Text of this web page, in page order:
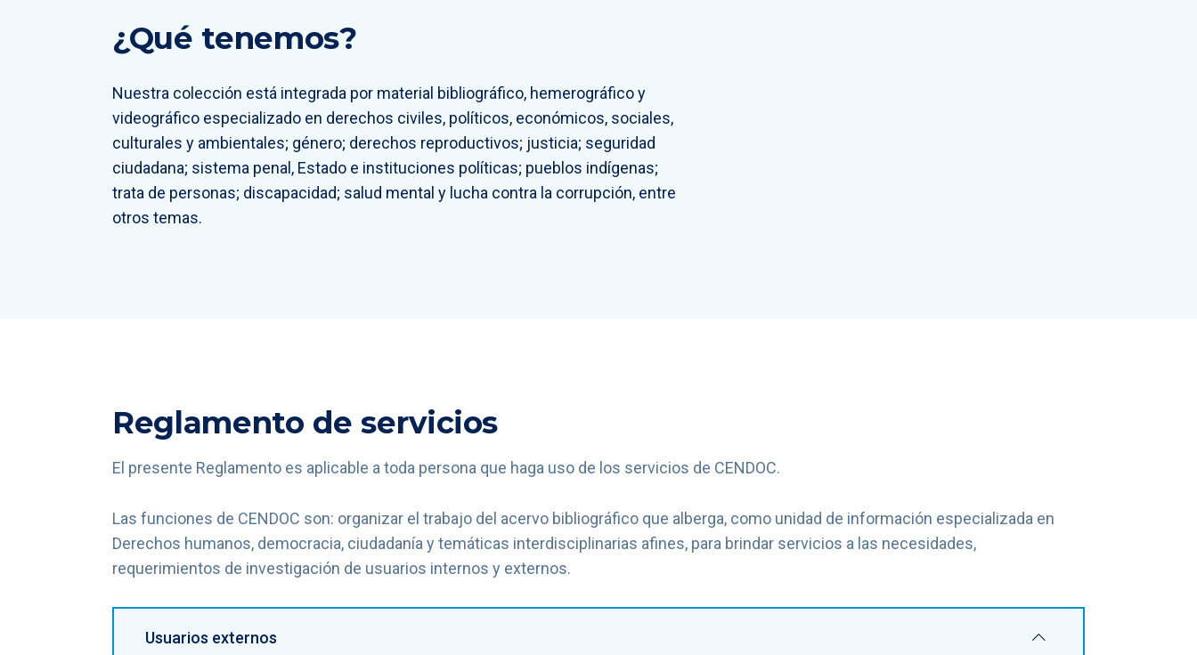
¿Qué tenemos?
Nuestra colección está integrada por material bibliográfico, hemerográfico y
videográfico especializado en derechos civiles, políticos, económicos, sociales,
culturales y ambientales; género; derechos reproductivos; justicia; seguridad
ciudadana; sistema penal, Estado e instituciones políticas; pueblos indígenas;
trata de personas; discapacidad; salud mental y lucha contra la corrupción, entre
otros temas.
Reglamento de servicios
El presente Reglamento es aplicable a toda persona que haga uso de los servicios de CENDOC.
Las funciones de CENDOC son: organizar el trabajo del acervo bibliográfico que alberga, como unidad de información especializada en
Derechos humanos, democracia, ciudadanía y temáticas interdisciplinarias afines, para brindar servicios a las necesidades,
requerimientos de investigación de usuarios internos y externos.
Usuarios externos